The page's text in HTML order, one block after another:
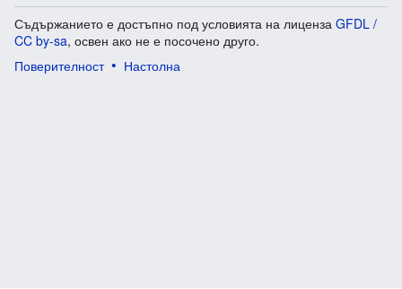
Съдържанието е достъпно под условията на лиценза GFDL /
CC by-sa, освен ако не е посочено друго.
Поверителност
Настолна